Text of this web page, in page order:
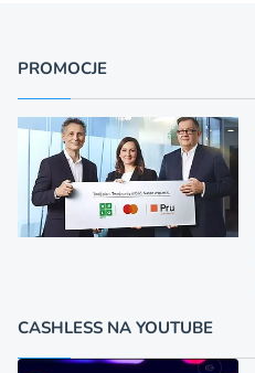
PROMOCJE
CASHLESS NA YOUTUBE